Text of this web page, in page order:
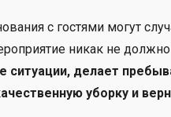
с гостями могут
никак не должно
ситуации, делает
уборку и